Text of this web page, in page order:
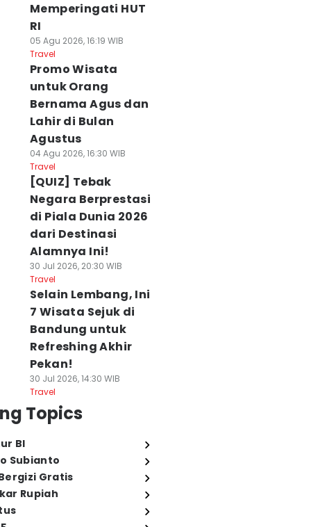
Memperingati HUT
RI
05 Agu 2026, 16:19 WIB
Travel
Promo Wisata
untuk Orang
Bernama Agus dan
Lahir di Bulan
Agustus
04 Agu 2026, 16:30 WIB
Travel
[QUIZ] Tebak
Negara Berprestasi
di Piala Dunia 2026
dari Destinasi
Alamnya Ini!
30 Jul 2026, 20:30 WIB
Travel
Selain Lembang, Ini
7 Wisata Sejuk di
Bandung untuk
Refreshing Akhir
Pekan!
30 Jul 2026, 14:30 WIB
Travel
Topics
BI
Subianto
Gratis
Rupiah